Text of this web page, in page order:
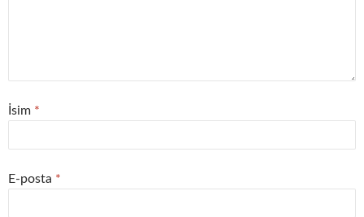
İsim *
E-posta *